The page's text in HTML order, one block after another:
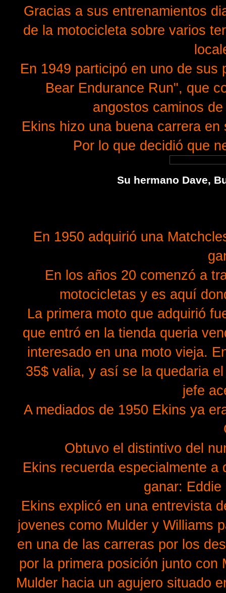
Gracias a sus entrenamientos
de la motocicleta sobre varios
En 1949 participó en uno de sus
Bear Endurance Run", que
angostos caminos
Ekins hizo una buena carrera
Por lo que decidió que
Su hermano Dave,
En 1950 adquirió una
En los años 20 comenzó a
motocicletas y es aquí
La primera moto que adquirió
que entró en la tienda queria
interesado en una moto vieja.
35$ valia, y así se la quedaria
jefe
A mediados de 1950 Ekins ya
Obtuvo el distintivo del
Ekins recuerda especialmente
ganar:
Ekins explicó en una entrevista
jovenes como Mulder y Williams
en una de las carreras por los
por la primera posición junto con
Mulder hacia un agujero situado